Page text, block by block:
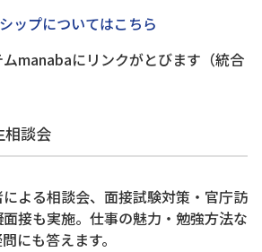
ップについてはこちら
manabaにリンクがとびます（統合
相談会
よる相談会、面接試験対策・官庁訪
接も実施。仕事の魅力・勉強方法な
にも答えます。